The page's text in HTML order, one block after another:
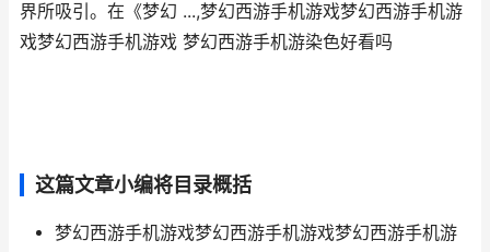
界所吸引。在《梦幻 ...,梦幻西游手机游戏梦幻西游手机游
戏梦幻西游手机游戏 梦幻西游手机游染色好看吗
这篇文章小编将目录概括
梦幻西游手机游戏梦幻西游手机游戏梦幻西游手机游